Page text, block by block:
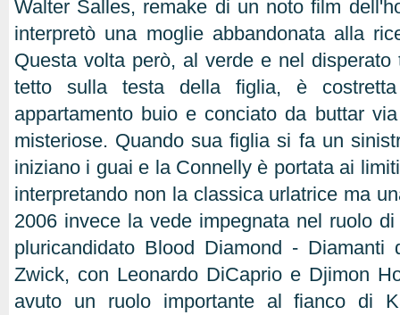
Walter Salles, remake di un noto film
interpretò una moglie abbandonata alla
Questa volta però, al verde e nel
tetto sulla testa della figlia, è
appartamento buio e conciato da buttar
misteriose. Quando sua figlia si fa un
iniziano i guai e la Connelly è portata ai
interpretando non la classica urlatrice ma
2006 invece la vede impegnata nel ruolo
pluricandidato Blood Diamond - Diamanti
Zwick, con Leonardo DiCaprio e Djimon
avuto un ruolo importante al fianco di